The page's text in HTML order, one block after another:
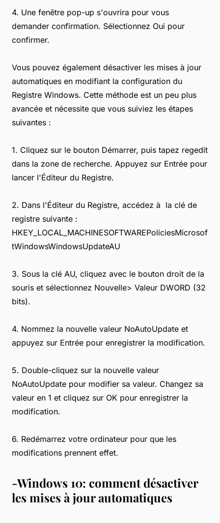
4. Une fenêtre pop-up s'ouvrira pour vous
demander confirmation. Sélectionnez Oui pour
confirmer.
Vous pouvez également désactiver les mises à jour
automatiques en modifiant la configuration du
Registre Windows. Cette méthode est un peu plus
avancée et nécessite que vous suiviez les étapes
suivantes :
1. Cliquez sur le bouton Démarrer, puis tapez regedit
dans la zone de recherche. Appuyez sur Entrée pour
lancer l'Éditeur du Registre.
2. Dans l'Éditeur du Registre, accédez à la clé de
registre suivante :
HKEY_LOCAL_MACHINESOFTWAREPoliciesMicrosof
tWindowsWindowsUpdateAU
3. Sous la clé AU, cliquez avec le bouton droit de la
souris et sélectionnez Nouvelle> Valeur DWORD (32
bits).
4. Nommez la nouvelle valeur NoAutoUpdate et
appuyez sur Entrée pour enregistrer la modification.
5. Double-cliquez sur la nouvelle valeur
NoAutoUpdate pour modifier sa valeur. Changez sa
valeur en 1 et cliquez sur OK pour enregistrer la
modification.
6. Redémarrez votre ordinateur pour que les
modifications prennent effet.
-Windows 10: comment désactiver
les mises à jour automatiques